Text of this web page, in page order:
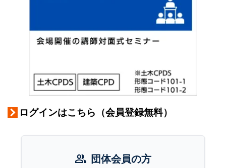
ログインはこちら（会員登録無料）
group 団体会員の方